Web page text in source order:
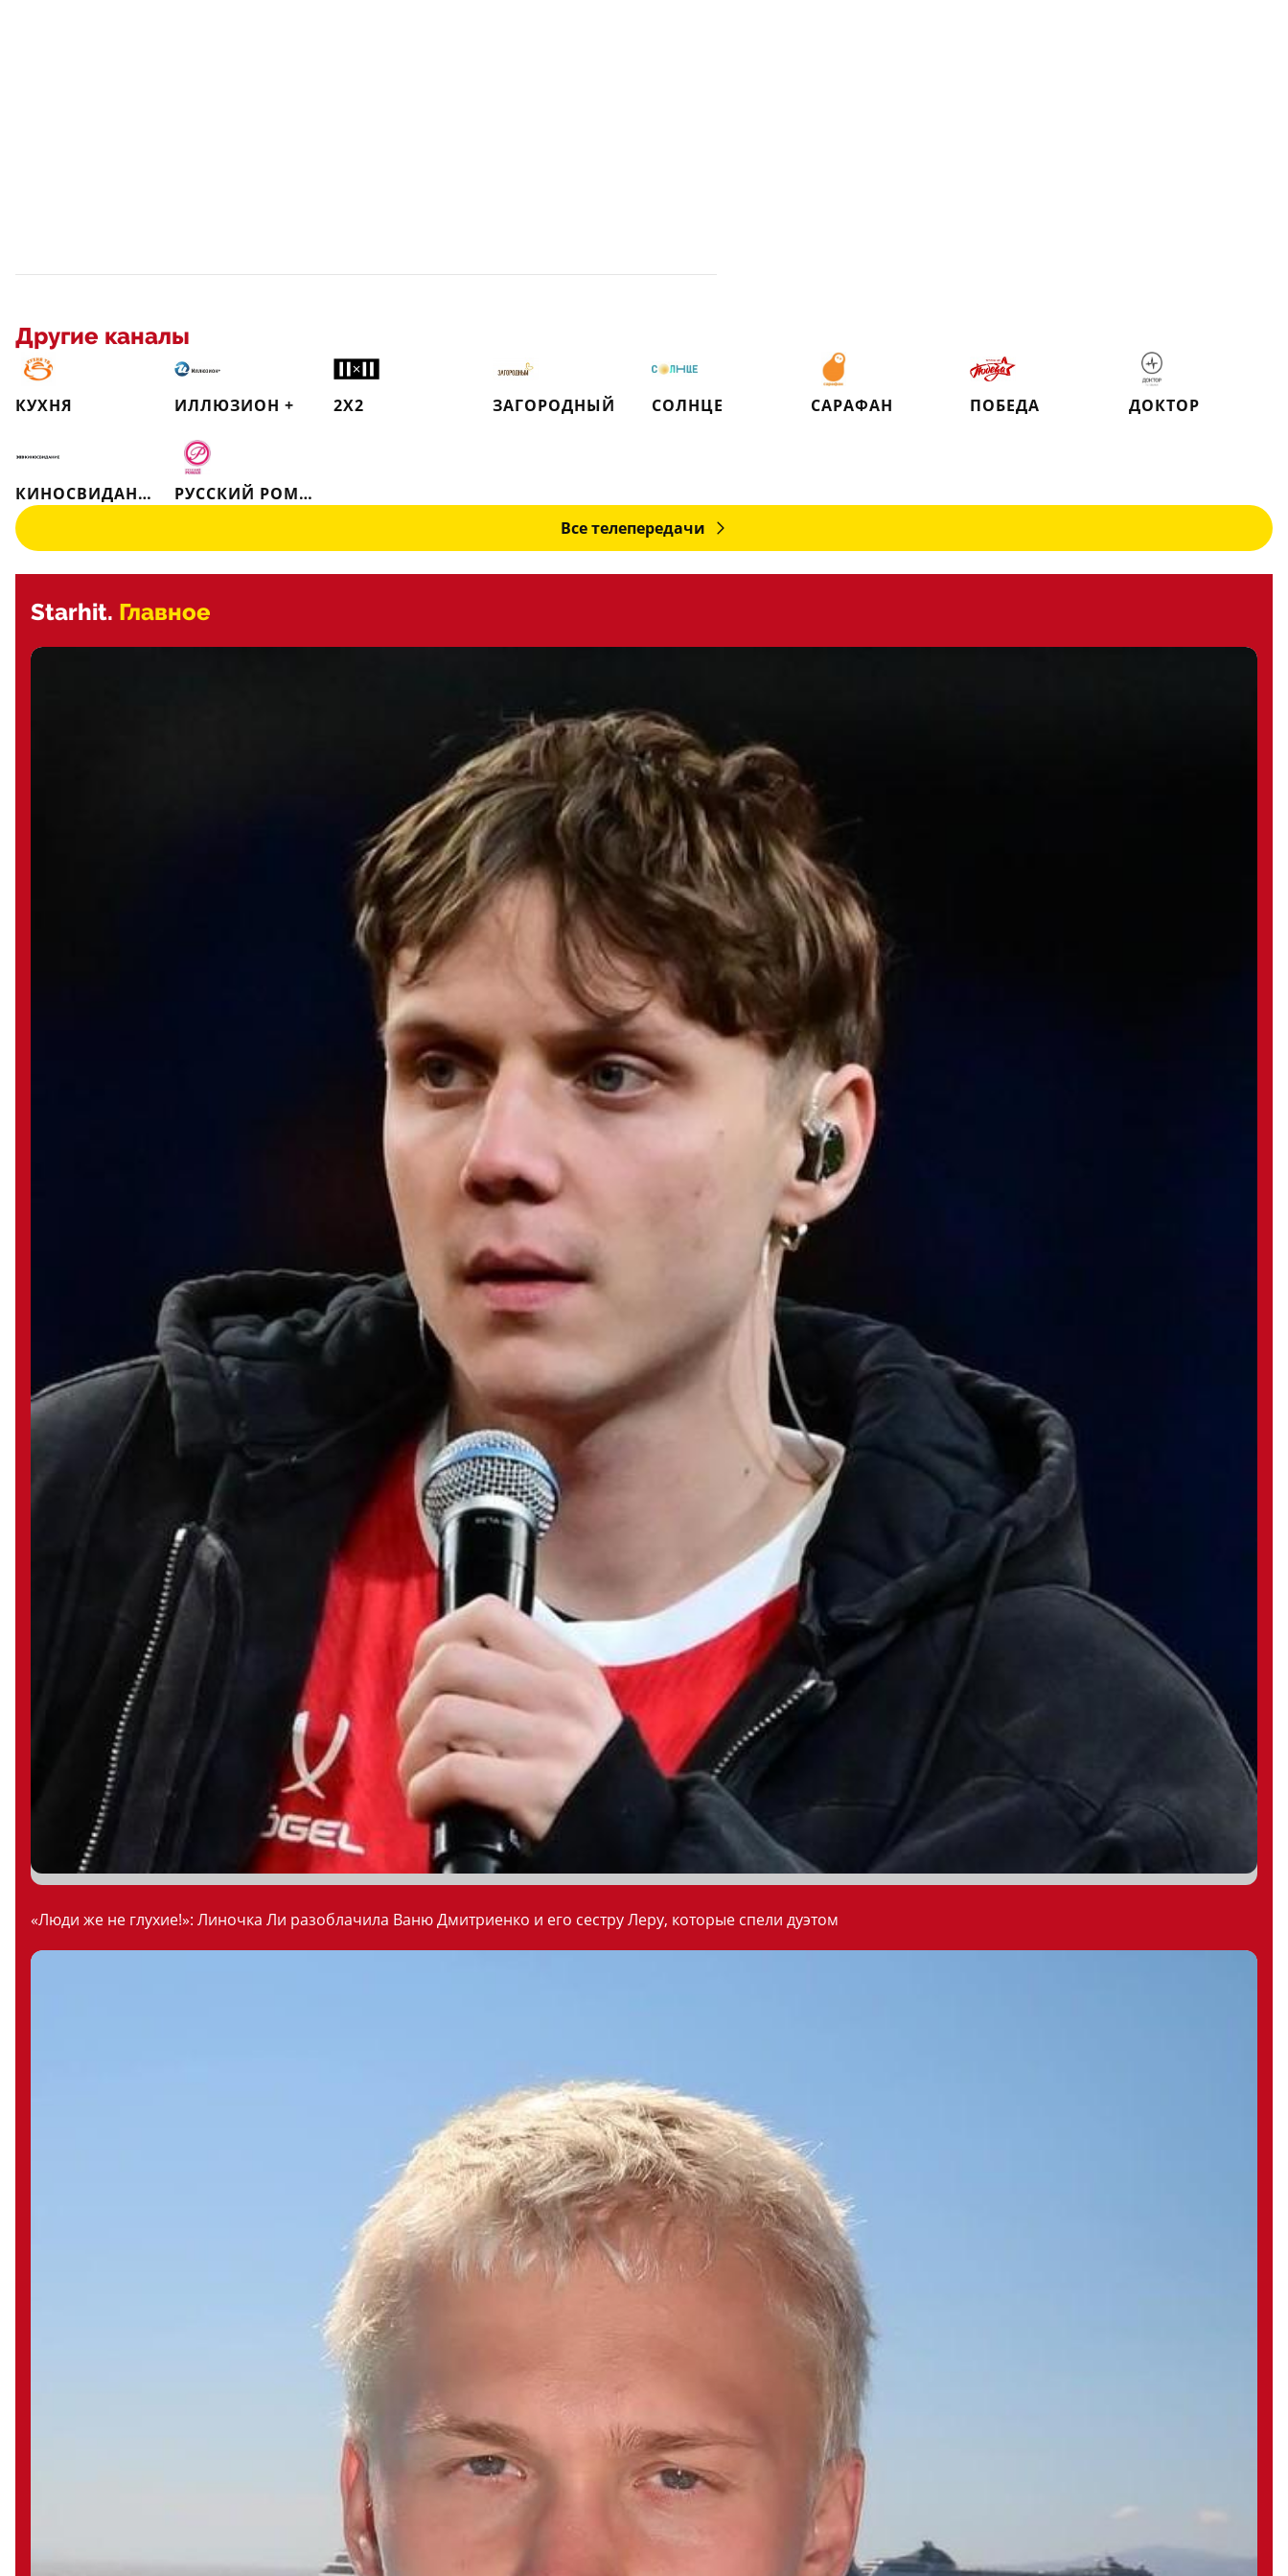
Другие каналы
КУХНЯ ИЛЛЮЗИОН + 2X2 ЗАГОРОДНЫЙ СОЛНЦЕ САРАФАН ПОБЕДА ДОКТОР
КИНОСВИДАНИЕ
РУССКИЙ РОМАН
Все телепередачи
Starhit. Главное
«Люди же не глухие!»: Линочка Ли разоблачила Ваню Дмитриенко и его сестру Леру, которые спели дуэтом